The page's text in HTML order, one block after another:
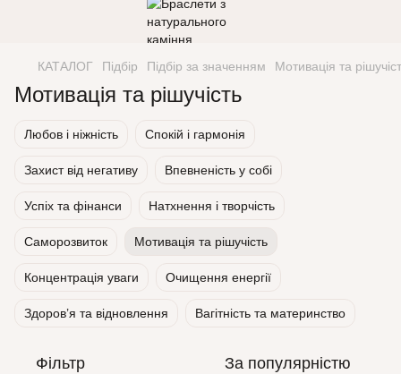
КАТАЛОГ Підбір Підбір за значенням Мотивація та
Мотивація та рішучість
Любов і ніжність Спокій і гармонія
Захист від негативу Впевненість у собі
Успіх та фінанси Натхнення і творчість
Саморозвиток Мотивація та рішучість
Концентрація уваги Очищення енергії
Здоров’я та відновлення Вагітність та материнство
Фільтр За популярністю